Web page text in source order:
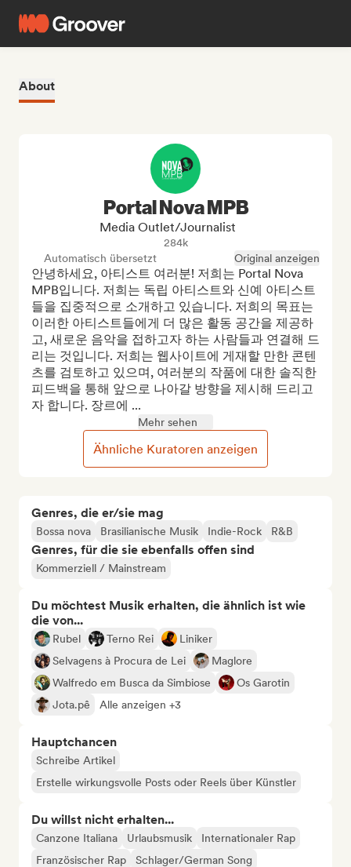
About
Genres, die er/sie mag
Bossa nova Brasilianische Musik Indie-Rock R&B
Genres, für die sie ebenfalls offen sind
Kommerziell / Mainstream
Du möchtest Musik erhalten, die ähnlich ist wie
die von...
Rubel Terno Rei
Liniker
Selvagens à Procura de Lei
Maglore
Walfredo em Busca da Simbiose
Os Garotin
Jota.pê
Alle anzeigen +3
Hauptchancen
Schreibe Artikel
Erstelle wirkungsvolle Posts oder Reels über Künstler
Du willst nicht erhalten...
Canzone Italiana Urlaubsmusik
Internationaler Rap
Französischer Rap
Schlager/German Song
Portal Nova MPB
Media Outlet/Journalist
284k
Automatisch übersetzt
Original anzeigen
안녕하세요, 아티스트 여러분! 저희는 Portal Nova
MPB입니다. 저희는 독립 아티스트와 신예 아티스트
들을 집중적으로 소개하고 있습니다. 저희의 목표는
이러한 아티스트들에게 더 많은 활동 공간을 제공하
고, 새로운 음악을 접하고자 하는 사람들과 연결해 드
리는 것입니다. 저희는 웹사이트에 게재할 만한 콘텐
츠를 검토하고 있으며, 여러분의 작품에 대한 솔직한
피드백을 통해 앞으로 나아갈 방향을 제시해 드리고
자 합니다. 장르에 ...
Mehr sehen
Ähnliche Kuratoren anzeigen